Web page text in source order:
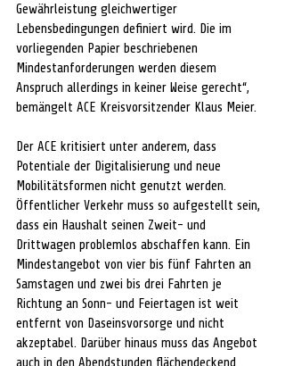
Gewährleistung gleichwertiger
Lebensbedingungen definiert wird. Die im
vorliegenden Papier beschriebenen
Mindestanforderungen werden diesem
Anspruch allerdings in keiner Weise gerecht“,
bemängelt ACE Kreisvorsitzender Klaus Meier.
Der ACE kritisiert unter anderem, dass
Potentiale der Digitalisierung und neue
Mobilitätsformen nicht genutzt werden.
Öffentlicher Verkehr muss so aufgestellt sein,
dass ein Haushalt seinen Zweit- und
Drittwagen problemlos abschaffen kann. Ein
Mindestangebot von vier bis fünf Fahrten an
Samstagen und zwei bis drei Fahrten je
Richtung an Sonn- und Feiertagen ist weit
entfernt von Daseinsvorsorge und nicht
akzeptabel. Darüber hinaus muss das Angebot
auch in den Abendstunden flächendeckend